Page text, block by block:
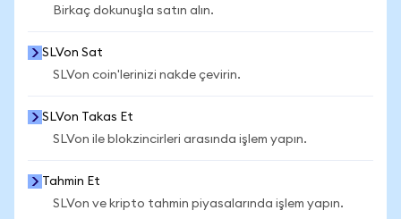
Birkaç dokunuşla satın alın.
SLVon Sat
SLVon coin'lerinizi nakde çevirin.
SLVon Takas Et
SLVon ile blokzincirleri arasında işlem yapın.
Tahmin Et
SLVon ve kripto tahmin piyasalarında işlem yapın.